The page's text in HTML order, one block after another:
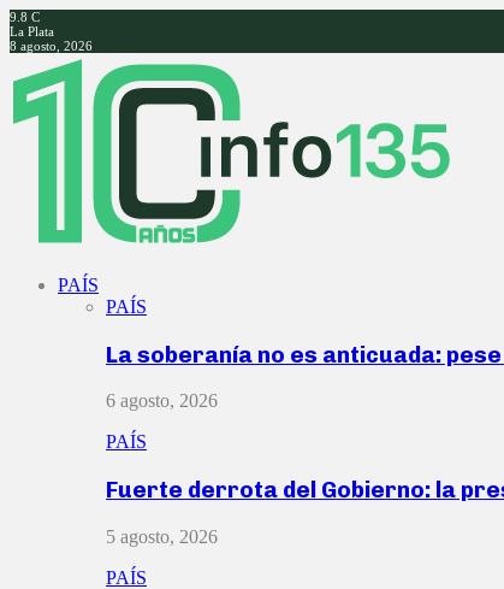
9.8 C
La Plata
8 agosto, 2026
Facebook
Twitter
Instagram
Youtube
PAÍS
PAÍS
La soberanía no es anticuada:
6 agosto, 2026
PAÍS
Fuerte derrota del Gobierno: la
5 agosto, 2026
PAÍS